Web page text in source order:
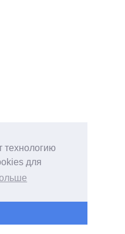
технологию
для